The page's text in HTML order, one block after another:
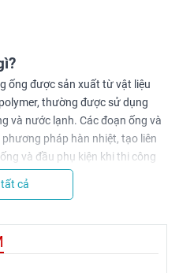
ống được sản xuất từ vật liệu
thường được sử dụng
và nước lạnh. Các đoạn ống và
pháp hàn nhiệt, tạo liên
và đầu phụ kiện khi thi công
độ dày và cấp áp lực khác
quy cách cho toàn bộ hệ thống.
cả